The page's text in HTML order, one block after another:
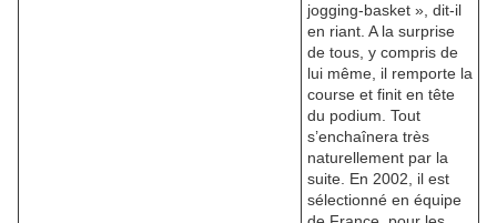
jogging-basket », dit-il
en riant. A la surprise
de tous, y compris de
lui même, il remporte la
course et finit en tête
du podium. Tout
s’enchaînera très
naturellement par la
suite. En 2002, il est
sélectionné en équipe